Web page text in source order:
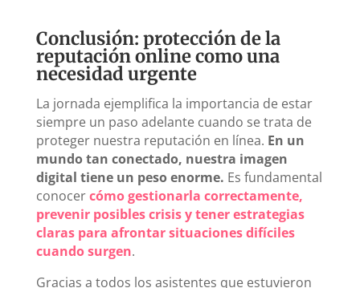
Conclusión: protección de la
reputación online como una
necesidad urgente
La jornada ejemplifica la importancia de estar
siempre un paso adelante cuando se trata de
proteger nuestra reputación en línea. En un
mundo tan conectado, nuestra imagen
digital tiene un peso enorme. Es fundamental
conocercómo gestionarla correctamente,
prevenir posibles crisis y tener estrategias
claras para afrontar situaciones difíciles
cuando surgen.
Gracias a todos los asistentes que estuvieron